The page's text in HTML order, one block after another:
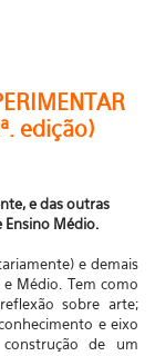
edição)
e das outras
Ensino Médio.
e demais
Médio. Tem como
sobre arte;
e eixo
de um